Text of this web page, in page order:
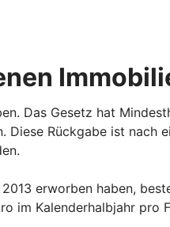
Das Gesetz hat
Rückgabe ist
erworben haben,
im Kalenderhalbjahr pro